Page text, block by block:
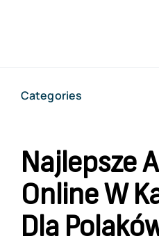
Categories
Najlepsze
Online W
Dla